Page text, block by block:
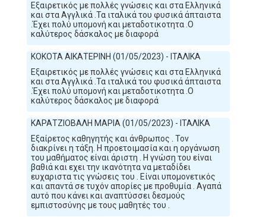
Εξαιρετικός με πολλές γνώσεις και στα Ελληνικά
και στα Αγγλικά .Τα ιταλικά του φυσικά άπταιστα
.Έχει πολύ υπομονή και μεταδοτικοτητα .Ο
καλύτερος δάσκαλος με διαφορά
ΚΟΚΟΤΑ ΑΙΚΑΤΕΡΙΝΗ (01/05/2023) - ΙΤΑΛΙΚΑ
Εξαιρετικός με πολλές γνώσεις και στα Ελληνικά
και στα Αγγλικά .Τα ιταλικά του φυσικά άπταιστα
.Έχει πολύ υπομονή και μεταδοτικοτητα .Ο
καλύτερος δάσκαλος με διαφορά
ΚΑΡΑΤΖΙΟΒΑΛΗ ΜΑΡΙΑ (01/05/2023) - ΙΤΑΛΙΚΑ
Εξαίρετος καθηγητής και άνθρωπος . Τον
διακρίνει η τάξη. Η προετοιμασία και η οργάνωση
του μαθήματος είναι άριστη . Η γνώση του είναι
βαθιά και εχει την ικανότητα να μεταδίδει
ευχαριστα τις γνώσεις του . Είναι υπομονετικός
και απαντά σε τυχόν απορίες με προθυμία . Αγαπά
αυτό που κάνει και αναπτύσσει δεσμούς
εμπιστοσύνης με τους μαθητές του .